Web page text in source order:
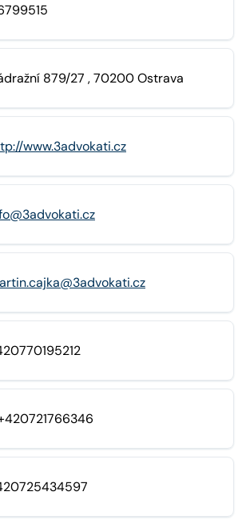
879/27 , 70200 Ostrava
www.3advokati.cz